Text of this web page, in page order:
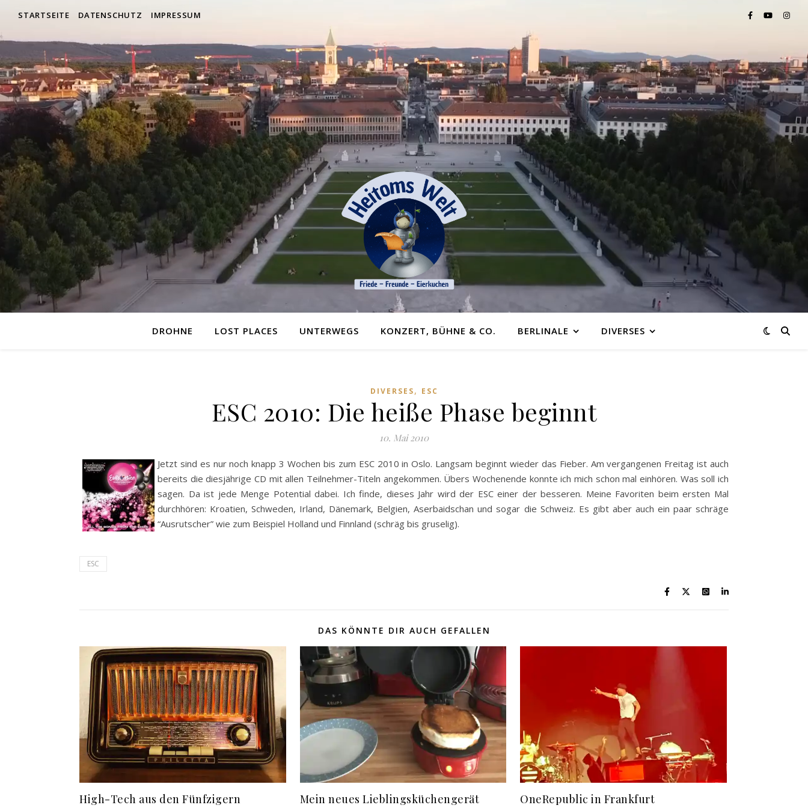
STARTSEITE DATENSCHUTZ IMPRESSUM
DROHNE LOST PLACES UNTERWEGS KONZERT, BÜHNE & CO. BERLINALE DIVERSES
DIVERSES, ESC
ESC 2010: Die heiße Phase beginnt
10. Mai 2010
Jetzt sind es nur noch knapp 3 Wochen bis zum ESC 2010 in Oslo. Langsam beginnt wieder das Fieber. Am vergangenen Freitag ist auch
bereits die diesjährige CD mit allen Teilnehmer-Titeln angekommen. Übers Wochenende konnte ich mich schon mal einhören. Was soll ich
sagen. Da ist jede Menge Potential dabei. Ich finde, dieses Jahr wird der ESC einer der besseren. Meine Favoriten beim ersten Mal
durchhören: Kroatien, Schweden, Irland, Dänemark, Belgien, Aserbaidschan und sogar die Schweiz. Es gibt aber auch ein paar schräge
“Ausrutscher” wie zum Beispiel Holland und Finnland (schräg bis gruselig).
ESC
DAS KÖNNTE DIR AUCH GEFALLEN
High-Tech aus den Fünfzigern Mein neues Lieblingsküchengerät OneRepublic in Frankfurt